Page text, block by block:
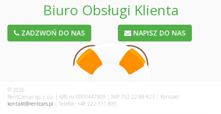
Biuro Obsługi Klienta
ZADZWOŃ DO NAS NAPISZ DO NAS
© 2026
RentCars.pl sp. z o.o. | KRS nr 0000447909 | NIP 792-22-88-823 | Kontakt:
kontakt@rentcars.pl | Telefon: +48 222 111 885